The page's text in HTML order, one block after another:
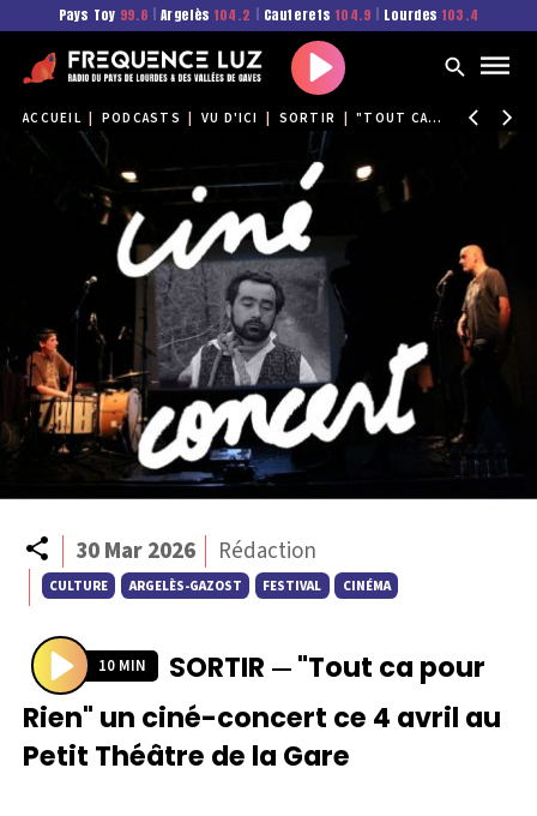
Pays Toy 99.6 Argelès 104.2 Cauterets 104.9 Lourdes 103.4
Play
ACCUEIL PODCASTS VU D'ICI SORTIR "TOUT CA POUR RIEN" UN CINÉ-CONCERT CE 4 AVRIL AU PETIT THÉÂTRE DE LA GARE
Partager
30 Mar 2026 Rédaction
CULTURE ARGELÈS-GAZOST FESTIVAL CINÉMA
P
l
a
10 MIN SORTIR —"Tout ca pour
Rien" un ciné-concert ce 4 avril au
Petit Théâtre de la Gare